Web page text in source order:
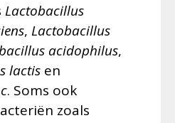
Lactobacillus
, Lactobacillus
acidophilus,
lactis en
. Soms ook
zoals